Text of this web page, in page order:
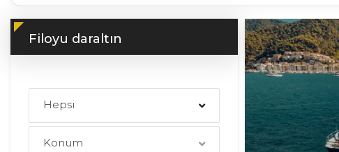
Filoyu daraltın
Hepsi
Konum